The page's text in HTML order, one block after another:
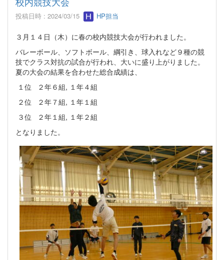
投稿日時 : 2024/03/15 HP担当
３月１４日（木）に春の校内競技大会が行われました。
バレーボール、ソフトボール、綱引き、球入れなど９種の競
技でクラス対抗の試合が行われ、大いに盛り上がりました。
夏の大会の結果を合わせた総合成績は、
１位 ２年６組, １年４組
２位 ２年７組, １年１組
３位 ２年１組, １年２組
となりました。